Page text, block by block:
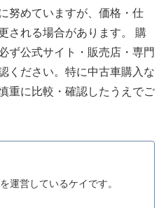
努めていますが、価格・仕
される場合があります。 購
ず公式サイト・販売店・専門
ください。特に中古車購入な
重に比較・確認したうえでご
運営しているケイです。